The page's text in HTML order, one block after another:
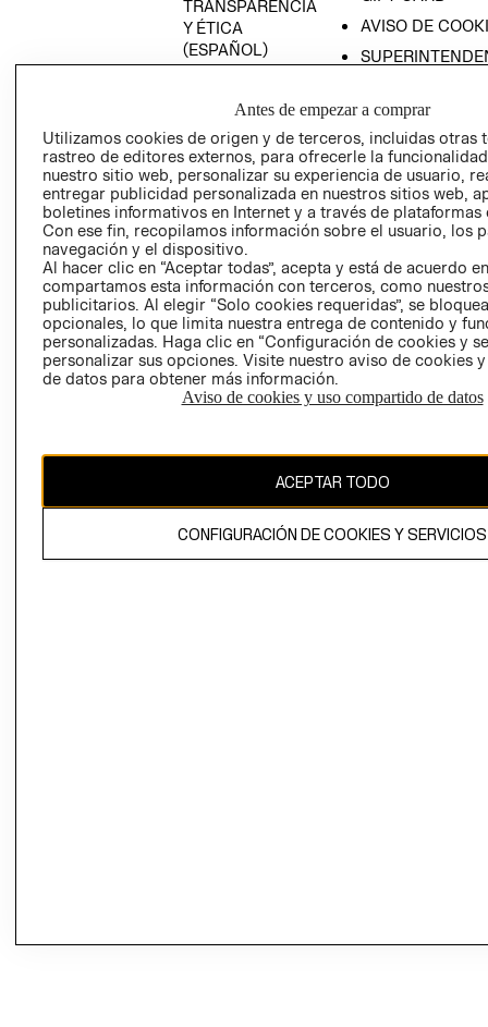
TRANSPARENCIA
Y ÉTICA
(ESPAÑOL)
TRANSPARENCIA
AVISO DE
PETICIONES
QUEJAS Y
RECLAMOS
Colombia ($)
CAMBIAR REGIÓN
El contenido de esta página web está protegido por copyright y es
propiedad de H&M Hennes & Mauritz AB.
Antes de empezar a comprar
Utilizamos cookies de origen y de terceros, incluidas otras
rastreo de editores externos, para ofrecerle la
nuestro sitio web, personalizar su experiencia de usuario,
entregar publicidad personalizada en nuestros sitios web,
boletines informativos en Internet y a través de plataformas
Con ese fin, recopilamos información sobre el usuario, los
navegación y el dispositivo.
Al hacer clic en “Aceptar todas”, acepta y está de acuerdo
compartamos esta información con terceros, como
publicitarios. Al elegir “Solo cookies requeridas”, se
opcionales, lo que limita nuestra entrega de contenido y
personalizadas. Haga clic en “Configuración de cookies y
personalizar sus opciones. Visite nuestro aviso de cookies
de datos para obtener más información.
Aviso de cookies y uso compartido de datos
ACEPTAR TODO
CONFIGURACIÓN DE COOKIES Y SERVICIOS